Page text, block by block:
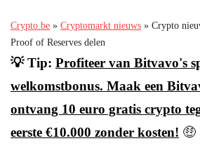
Crypto.be » Cryptomarkt nieuws » Crypto
Proof of Reserves delen
💡 Tip: Profiteer van Bitvavo's
welkomstbonus. Maak een
ontvang 10 euro gratis crypto
eerste €10.000 zonder kosten! 🤑